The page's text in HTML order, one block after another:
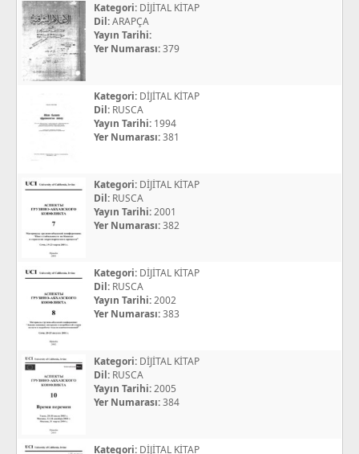
Kategori: DİJİTAL KİTAP
Dil:ARAPÇA
Yayın Tarihi:
Yer Numarası:379
Kategori: DİJİTAL KİTAP
Dil: RUSCA
Yayın Tarihi: 1994
Yer Numarası:381
Kategori: DİJİTAL KİTAP
Dil: RUSCA
Yayın Tarihi:2001
Yer Numarası:382
Kategori: DİJİTAL KİTAP
Dil: RUSCA
Yayın Tarihi:2002
Yer Numarası:383
Kategori: DİJİTAL KİTAP
Dil: RUSCA
Yayın Tarihi:2005
Yer Numarası:384
Kategori: DİJİTAL KİTAP